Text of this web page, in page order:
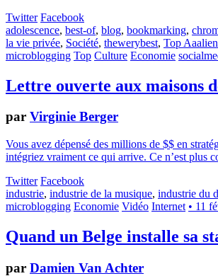
Twitter Facebook
adolescence, best-of, blog, bookmarking,
la vie privée, Société, thewerybest, Top
microblogging Top Culture Economie
Lettre ouverte aux maisons
par Virginie Berger
Vous avez dépensé des millions de $$ en
intégriez vraiment ce qui arrive. Ce n’est plus
Twitter Facebook
industrie, industrie de la musique, industrie du
microblogging Economie Vidéo Internet • 11
Quand un Belge installe sa
par Damien Van Achter